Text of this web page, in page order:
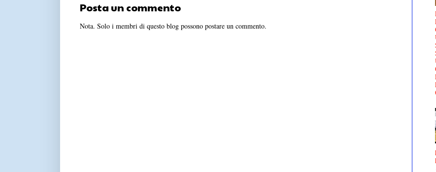
Posta un commento
Nota. Solo i membri di questo blog possono postare un commento.